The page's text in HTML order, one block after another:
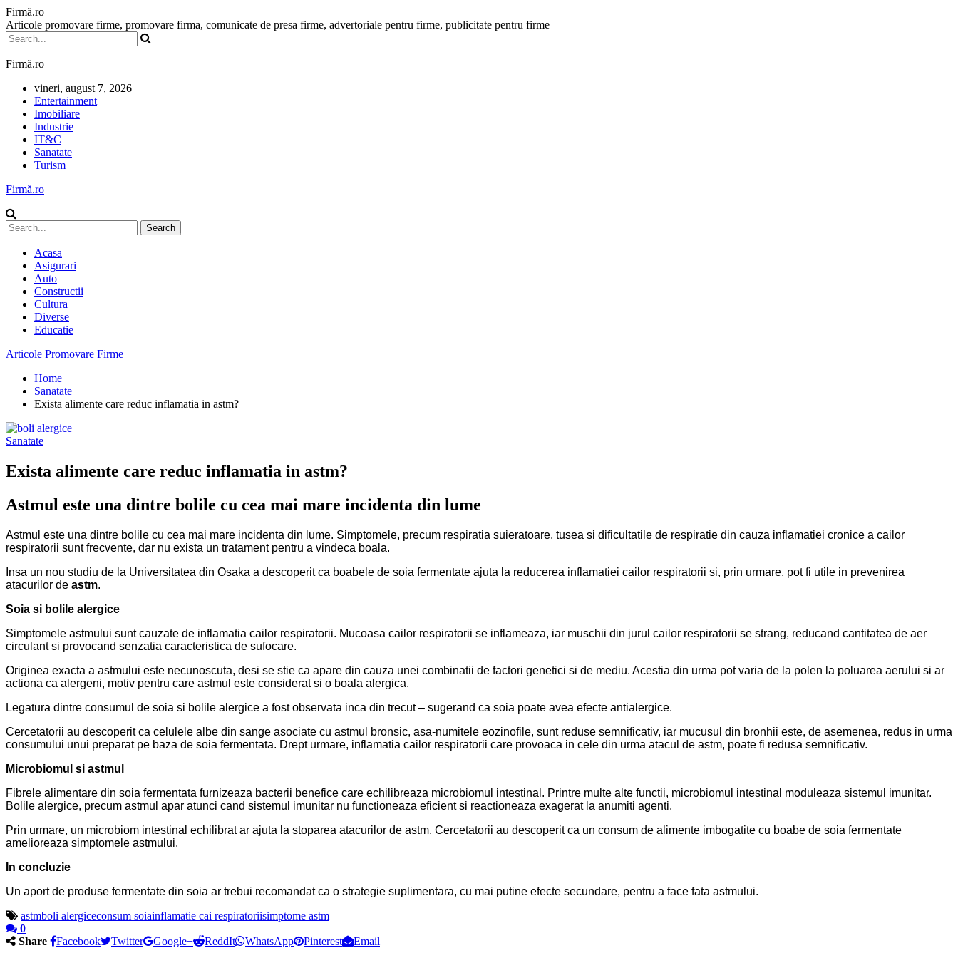
Firmă.ro
Articole promovare firme, promovare firma, comunicate de presa firme, advertoriale pentru firme, publicitate pentru firme
Firmă.ro
vineri, august 7, 2026
Entertainment
Imobiliare
Industrie
IT&C
Sanatate
Turism
Firmă.ro
Acasa
Asigurari
Auto
Constructii
Cultura
Diverse
Educatie
Articole Promovare Firme
Home
Sanatate
Exista alimente care reduc inflamatia in astm?
Sanatate
Exista alimente care reduc inflamatia in astm?
Astmul este una dintre bolile cu cea mai mare incidenta din lume
Astmul este una dintre bolile cu cea mai mare incidenta din lume. Simptomele, precum respiratia suieratoare, tusea si dificultatile de respiratie din cauza inflamatiei cronice a cailor
respiratorii sunt frecvente, dar nu exista un tratament pentru a vindeca boala.
Insa un nou studiu de la Universitatea din Osaka a descoperit ca boabele de soia fermentate ajuta la reducerea inflamatiei cailor respiratorii si, prin urmare, pot fi utile in prevenirea
atacurilor de astm.
Soia si bolile alergice
Simptomele astmului sunt cauzate de inflamatia cailor respiratorii. Mucoasa cailor respiratorii se inflameaza, iar muschii din jurul cailor respiratorii se strang, reducand cantitatea de aer
circulant si provocand senzatia caracteristica de sufocare.
Originea exacta a astmului este necunoscuta, desi se stie ca apare din cauza unei combinatii de factori genetici si de mediu. Acestia din urma pot varia de la polen la poluarea aerului si ar
actiona ca alergeni, motiv pentru care astmul este considerat si o boala alergica.
Legatura dintre consumul de soia si bolile alergice a fost observata inca din trecut – sugerand ca soia poate avea efecte antialergice.
Cercetatorii au descoperit ca celulele albe din sange asociate cu astmul bronsic, asa-numitele eozinofile, sunt reduse semnificativ, iar mucusul din bronhii este, de asemenea, redus in urma
consumului unui preparat pe baza de soia fermentata. Drept urmare, inflamatia cailor respiratorii care provoaca in cele din urma atacul de astm, poate fi redusa semnificativ.
Microbiomul si astmul
Fibrele alimentare din soia fermentata furnizeaza bacterii benefice care echilibreaza microbiomul intestinal. Printre multe alte functii, microbiomul intestinal moduleaza sistemul imunitar.
Bolile alergice, precum astmul apar atunci cand sistemul imunitar nu functioneaza eficient si reactioneaza exagerat la anumiti agenti.
Prin urmare, un microbiom intestinal echilibrat ar ajuta la stoparea atacurilor de astm. Cercetatorii au descoperit ca un consum de alimente imbogatite cu boabe de soia fermentate
amelioreaza simptomele astmului.
In concluzie
Un aport de produse fermentate din soia ar trebui recomandat ca o strategie suplimentara, cu mai putine efecte secundare, pentru a face fata astmului.
astmboli alergiceconsum soiainflamatie cai respiratoriisimptome astm
0
Share
Facebook Twitter Google+ ReddIt WhatsApp Pinterest
Email